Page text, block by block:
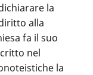
la
alla
fa il suo
nel
la